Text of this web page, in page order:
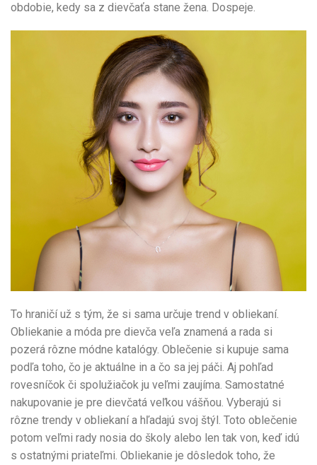
obdobie, kedy sa z dievčaťa stane žena. Dospeje.
To hraničí už s tým, že si sama určuje trend v obliekaní.
Obliekanie a móda pre dievča veľa znamená a rada si
pozerá rôzne módne katalógy. Oblečenie si kupuje sama
podľa toho, čo je aktuálne in a čo sa jej páči. Aj pohľad
rovesníčok či spolužiačok ju veľmi zaujíma. Samostatné
nakupovanie je pre dievčatá veľkou vášňou. Vyberajú si
rôzne trendy v obliekaní a hľadajú svoj štýl. Toto oblečenie
potom veľmi rady nosia do školy alebo len tak von, keď idú
s ostatnými priateľmi. Obliekanie je dôsledok toho, že